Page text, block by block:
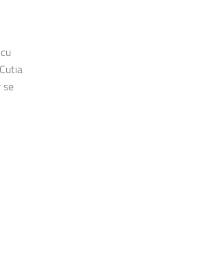
se